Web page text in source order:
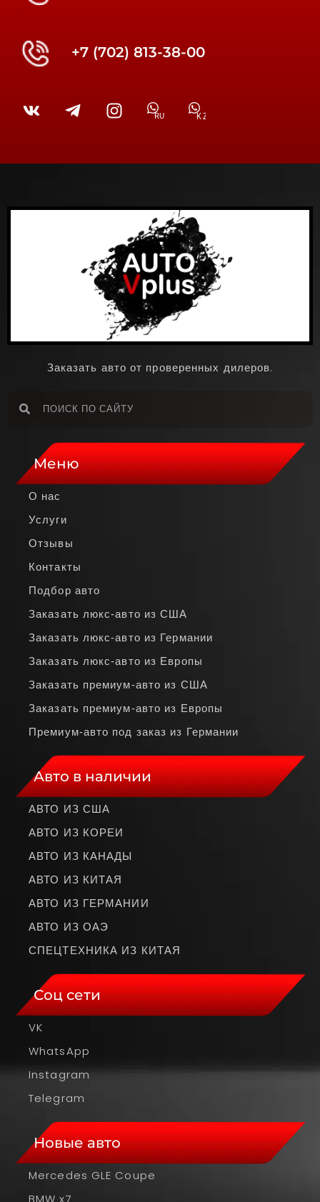
+7 (702) 813-38-00
RU KZ
Заказать авто от проверенных дилеров.
Меню
О нас
Услуги
Отзывы
Контакты
Подбор авто
Заказать люкс‑авто из США
Заказать люкс‑авто из Германии
Заказать люкс‑авто из Европы
Заказать премиум‑авто из США
Заказать премиум‑авто из Европы
Премиум‑авто под заказ из Германии
Авто в наличии
АВТО ИЗ США
АВТО ИЗ КОРЕИ
АВТО ИЗ КАНАДЫ
АВТО ИЗ КИТАЯ
АВТО ИЗ ГЕРМАНИИ
АВТО ИЗ ОАЭ
СПЕЦТЕХНИКА ИЗ КИТАЯ
Соц сети
VK
WhatsApp
Instagram
Telegram
Новые авто
Mercedes GLE Coupe
BMW x7